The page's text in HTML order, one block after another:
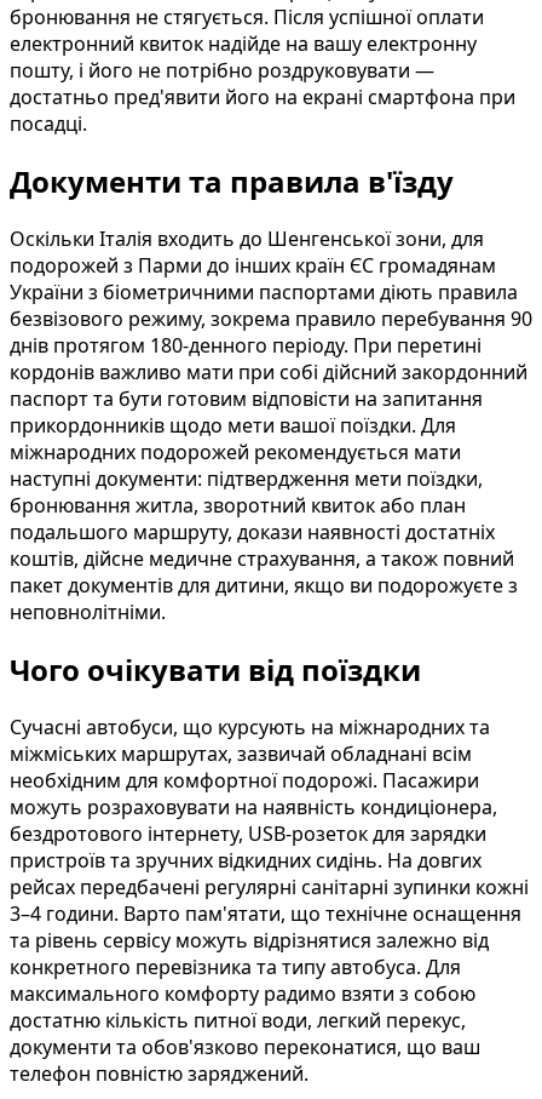
бронювання не стягується. Після успішної оплати
електронний квиток надійде на вашу електронну
пошту, і його не потрібно роздруковувати —
достатньо пред'явити його на екрані смартфона при
посадці.
Документи та правила в'їзду
Оскільки Італія входить до Шенгенської зони, для
подорожей з Парми до інших країн ЄС громадянам
України з біометричними паспортами діють правила
безвізового режиму, зокрема правило перебування 90
днів протягом 180-денного періоду. При перетині
кордонів важливо мати при собі дійсний закордонний
паспорт та бути готовим відповісти на запитання
прикордонників щодо мети вашої поїздки. Для
міжнародних подорожей рекомендується мати
наступні документи: підтвердження мети поїздки,
бронювання житла, зворотний квиток або план
подальшого маршруту, докази наявності достатніх
коштів, дійсне медичне страхування, а також повний
пакет документів для дитини, якщо ви подорожуєте з
неповнолітніми.
Чого очікувати від поїздки
Сучасні автобуси, що курсують на міжнародних та
міжміських маршрутах, зазвичай обладнані всім
необхідним для комфортної подорожі. Пасажири
можуть розраховувати на наявність кондиціонера,
бездротового інтернету, USB-розеток для зарядки
пристроїв та зручних відкидних сидінь. На довгих
рейсах передбачені регулярні санітарні зупинки кожні
3–4 години. Варто пам'ятати, що технічне оснащення
та рівень сервісу можуть відрізнятися залежно від
конкретного перевізника та типу автобуса. Для
максимального комфорту радимо взяти з собою
достатню кількість питної води, легкий перекус,
документи та обов'язково переконатися, що ваш
телефон повністю заряджений.